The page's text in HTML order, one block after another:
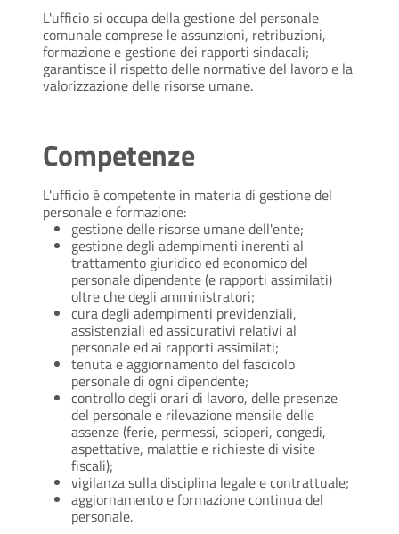
L'ufficio si occupa della gestione del personale
comunale comprese le assunzioni, retribuzioni,
formazione e gestione dei rapporti sindacali;
garantisce il rispetto delle normative del lavoro e la
valorizzazione delle risorse umane.
Competenze
L'ufficio è competente in materia di gestione del
personale e formazione:
gestione delle risorse umane dell'ente;
gestione degli adempimenti inerenti al
trattamento giuridico ed economico del
personale dipendente (e rapporti assimilati)
oltre che degli amministratori;
cura degli adempimenti previdenziali,
assistenziali ed assicurativi relativi al
personale ed ai rapporti assimilati;
tenuta e aggiornamento del fascicolo
personale di ogni dipendente;
controllo degli orari di lavoro, delle presenze
del personale e rilevazione mensile delle
assenze (ferie, permessi, scioperi, congedi,
aspettative, malattie e richieste di visite
fiscali);
vigilanza sulla disciplina legale e contrattuale;
aggiornamento e formazione continua del
personale.